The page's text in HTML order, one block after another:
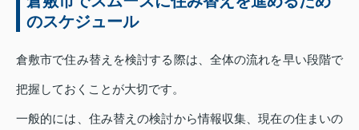
のスケジュール
倉敷市で住み替えを検討する際は、全体の流れを早い段階で
把握しておくことが大切です。
一般的には、住み替えの検討から情報収集、現在の住まいの